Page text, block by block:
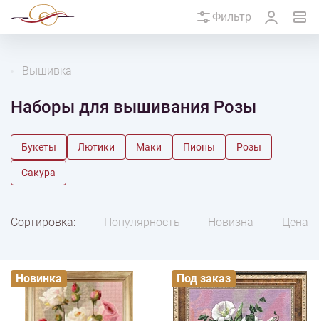
Фильтр
Вышивка
Наборы для вышивания Розы
Букеты Лютики Маки Пионы Розы
Сакура
Сортировка: Популярность Новизна Цена
Новинка Под заказ